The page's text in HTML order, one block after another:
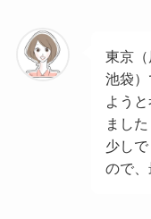
東京（
池袋
よう
ました
少し
ので、